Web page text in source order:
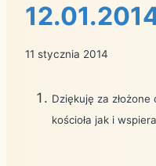
11 stycznia 2014
Dziękuję za
kościoła jak i